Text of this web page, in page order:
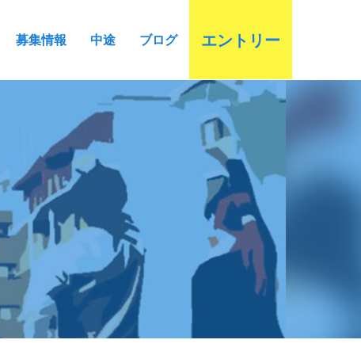
募集情報 中途 ブログ エントリー